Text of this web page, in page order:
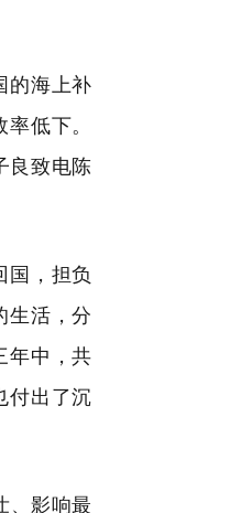
的海上补
低下。
良致电陈
国，担负
生活，分
年中，共
付出了沉
、影响最